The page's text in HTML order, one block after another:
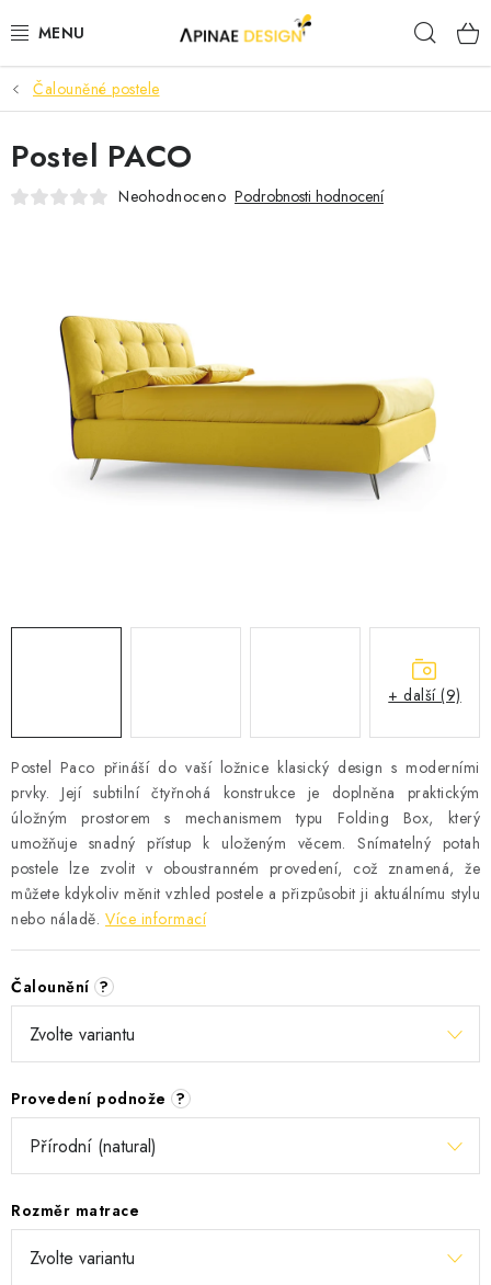
na
PRODUKTY
AKCE
KANCELÁŘSKÝ NÁBYTEK
B2B SPOLUPRÁCE
O NÁS
ZNAČKY
Obchodní podmínky
Čalouněné postele
Postel Paco přináší do vaší ložnice klasický design s moderními
prvky. Její subtilní čtyřnohá konstrukce je doplněna praktickým
úložným prostorem s mechanismem typu Folding Box, který
umožňuje snadný přístup k uloženým věcem. Snímatelný potah
postele lze zvolit v oboustranném provedení, což znamená, že
můžete kdykoliv měnit vzhled postele a přizpůsobit ji aktuálnímu stylu
nebo náladě. Více informací
Čalounění ?
Provedení podnože ?
Rozměr matrace
Postel PACO
Neohodnoceno Podrobnosti hodnocení
+ další (9)